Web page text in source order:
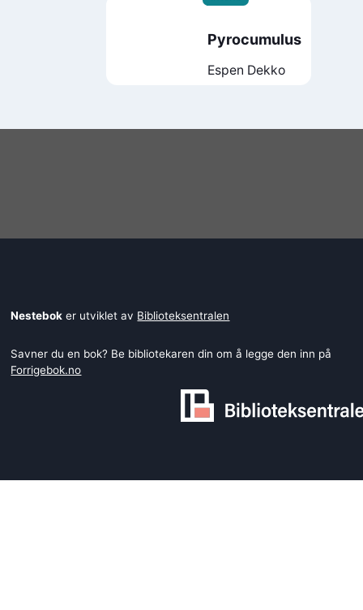
Pyrocumulus
Espen Dekko
Nestebok er utviklet av Biblioteksentralen
Savner du en bok? Be bibliotekaren din om å legge den inn på
Forrigebok.no